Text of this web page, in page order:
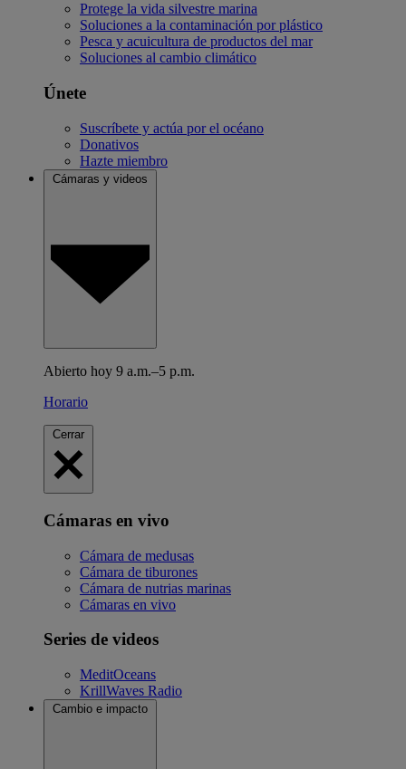
Protege la vida silvestre marina
Soluciones a la contaminación por plástico
Pesca y acuicultura de productos del mar
Soluciones al cambio climático
Únete
Suscríbete y actúa por el océano
Donativos
Hazte miembro
Cámaras y videos
Abierto hoy 9 a.m.–5 p.m.
Horario
Cerrar
Cámaras en vivo
Cámara de medusas
Cámara de tiburones
Cámara de nutrias marinas
Cámaras en vivo
Series de videos
MeditOceans
KrillWaves Radio
Cambio e impacto